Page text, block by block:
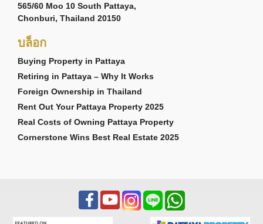
565/60 Moo 10 South Pattaya,
Chonburi, Thailand 20150
บล็อก
Buying Property in Pattaya
Retiring in Pattaya – Why It Works
Foreign Ownership in Thailand
Rent Out Your Pattaya Property 2025
Real Costs of Owning Pattaya Property
Cornerstone Wins Best Real Estate 2025